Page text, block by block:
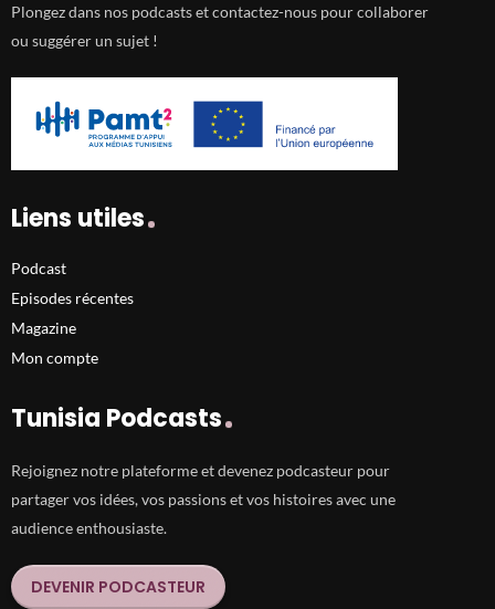
Plongez dans nos podcasts et contactez-nous pour collaborer
ou suggérer un sujet !
Liens utiles
Podcast
Episodes récentes
Magazine
Mon compte
Tunisia Podcasts
Rejoignez notre plateforme et devenez podcasteur pour
partager vos idées, vos passions et vos histoires avec une
audience enthousiaste.
DEVENIR PODCASTEUR